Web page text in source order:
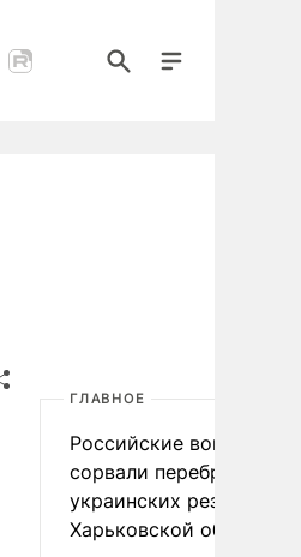
ГЛАВНОЕ
Российские войска
сорвали переброску
украинских резервов в
Харьковской области